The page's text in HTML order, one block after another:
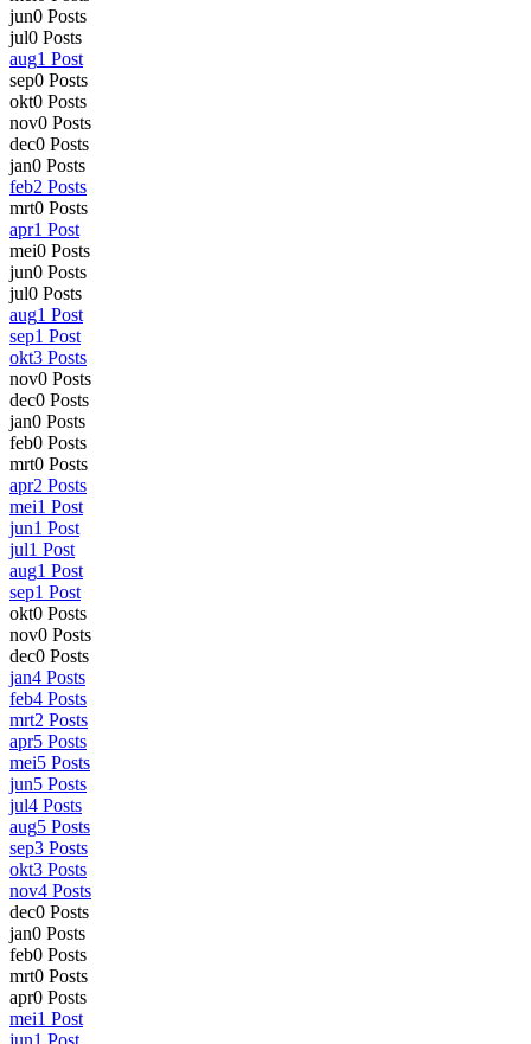
jun0 Posts
jul0 Posts
aug1 Post
sep0 Posts
okt0 Posts
nov0 Posts
dec0 Posts
jan0 Posts
feb2 Posts
mrt0 Posts
apr1 Post
mei0 Posts
jun0 Posts
jul0 Posts
aug1 Post
sep1 Post
okt3 Posts
nov0 Posts
dec0 Posts
jan0 Posts
feb0 Posts
mrt0 Posts
apr2 Posts
mei1 Post
jun1 Post
jul1 Post
aug1 Post
sep1 Post
okt0 Posts
nov0 Posts
dec0 Posts
jan4 Posts
feb4 Posts
mrt2 Posts
apr5 Posts
mei5 Posts
jun5 Posts
jul4 Posts
aug5 Posts
sep3 Posts
okt3 Posts
nov4 Posts
dec0 Posts
jan0 Posts
feb0 Posts
mrt0 Posts
apr0 Posts
mei1 Post
jun1 Post